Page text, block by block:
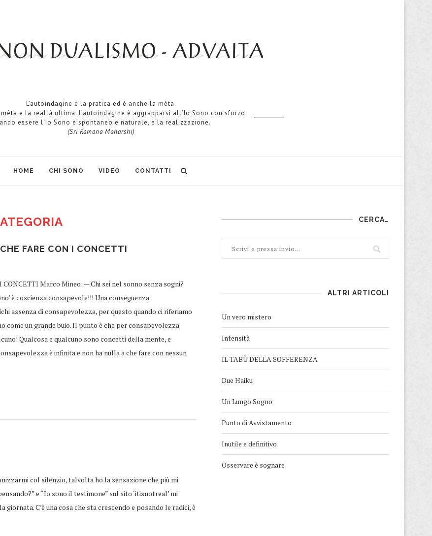
L’autoindagine è la pratica ed è anche la mèta.
mèta e la realtà ultima. L’autoindagine è aggrapparsi all‘Io Sono con sforzo;
essere l‘Io Sono è spontaneo e naturale, è la realizzazione.
(Sri Ramana Maharshi)
HOME CHI SONO VIDEO CONTATTI
FARE CON I CONCETTI
Marco Mineo: — Chi sei nel sonno senza sogni?
è coscienza consapevole!!! Una conseguenza
assenza di consapevolezza, per questo quando ci riferiamo
come un grande buio. Il punto è che per consapevolezza
Qualcosa e qualcuno sono concetti della mente, e
è infinita e non ha nulla a che fare con nessun
col silenzio, talvolta ho la sensazione che più mi
e “Io sono il testimone” sul sito ‘itisnotreal’ mi
C’è una cosa che sta crescendo e posando le radici, è
CERCA…
ALTRI ARTICOLI
Un vero mistero
Intensità
IL TABÙ DELLA SOFFERENZA
Due Haiku
Un Lungo Sogno
Punto di Avvistamento
Inutile e definitivo
Osservare è sognare